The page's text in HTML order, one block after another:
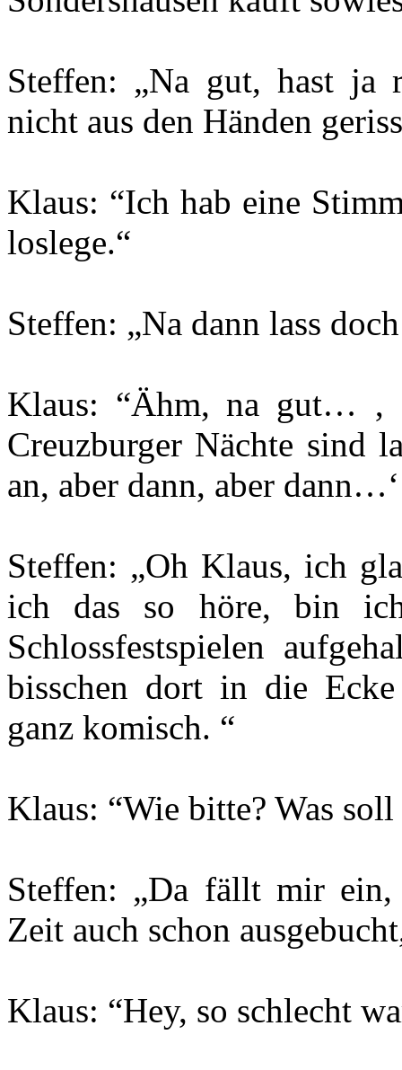
Steffen: „Na gut, hast ja
nicht aus den Händen
Klaus: “Ich hab eine
loslege.“
Steffen: „Na dann lass
Klaus: “Ähm, na gut… ‚
Creuzburger Nächte sind
an, aber dann, aber
Steffen: „Oh Klaus, ich
ich das so höre, bin
Schlossfestspielen
bisschen dort in die
ganz komisch. “
Klaus: “Wie bitte? Was
Steffen: „Da fällt mir ein,
Zeit auch schon
Klaus: “Hey, so schlecht